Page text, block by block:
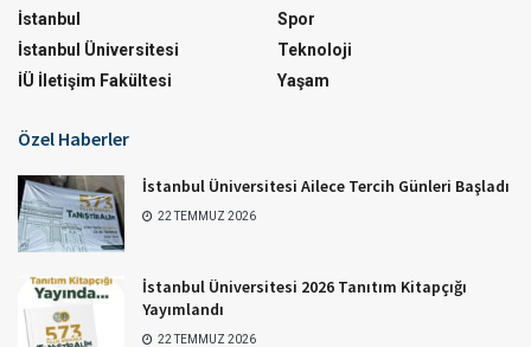
İstanbul
İstanbul Üniversitesi
İÜ İletişim Fakültesi
Spor
Teknoloji
Yaşam
Özel Haberler
İstanbul Üniversitesi Ailece Tercih Günleri Başladı
22 TEMMUZ 2026
İstanbul Üniversitesi 2026 Tanıtım Kitapçığı
Yayımlandı
22 TEMMUZ 2026